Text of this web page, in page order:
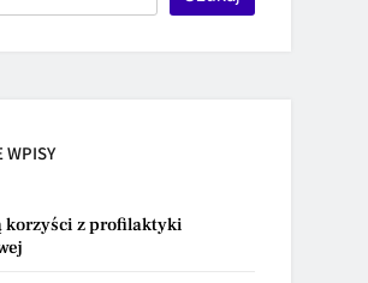
WPISY
korzyści z profilaktyki